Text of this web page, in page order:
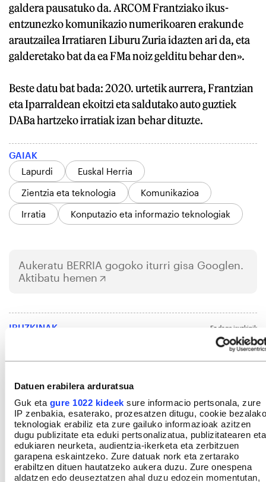
Datuen erabilera arduratsua
Guk eta gure 1022 kideek sure informacio pertsonala, zure
IP zenbakia, esaterako, prozesatzen ditugu, cookie bezalako
teknologiak erabiliz eta zure gailuko informazioak azitzen
dugu publizitate eta eduki pertsonalizatua, publizitatearen eta
edukiaren neurketa, audientzia-ikerketa eta zerbitzuen
garapena eskaintzeko. Zure datuak nork eta zertarako
erabiltzen dituen hautatzeko aukera duzu. Zure onespena
aldatzen edo deuseztatzen ahal duzu edozein momentutan,
galdera pausatuko da. ARCOM Frantziako ikus-
entzunezko komunikazio numerikoaren erakunde
arautzailea Irratiaren Liburu Zuria idazten ari da, eta
galderetako bat da ea FMa noiz gelditu behar den».
Beste datu bat bada: 2020. urtetik aurrera, Frantzian
eta Iparraldean ekoitzi eta saldutako auto guztiek
DABa hartzeko irratiak izan behar dituzte.
GAIAK
Lapurdi
Euskal Herria
Zientzia eta teknologia
Komunikazioa
Irratia
Konputazio eta informazio teknologiak
Aukeratu BERRIA gogoko iturri gisa Googlen.
Aktibatu hemen
IRUZKINAK Ez dago iruzkinik